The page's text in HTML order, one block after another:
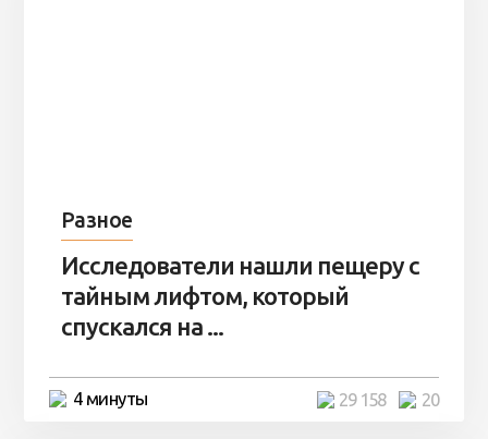
Разное
Исследователи нашли пещеру с
тайным лифтом, который
спускался на ...
4 минуты 20
29 158